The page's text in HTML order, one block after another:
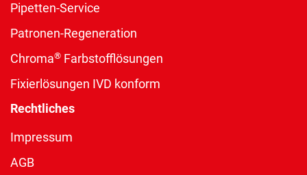
Pipetten-Service
Patronen-Regeneration
Chroma® Farbstofflösungen
Fixierlösungen IVD konform
Rechtliches
Impressum
AGB